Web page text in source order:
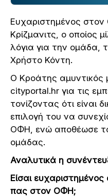
Ευχαριστημένος
Κρίζμανιτς, ο οποίος
λόγια για την ομάδα,
Χρήστο Κόντη.
Ο Κροάτης αμυντικός
cityportal.hr για τις
τονίζοντας ότι είναι
επιλογή του να
ΟΦΗ, ενώ αποθέωσε
ομάδας.
Αναλυτικά η
Είσαι
πας στον ΟΦΗ;